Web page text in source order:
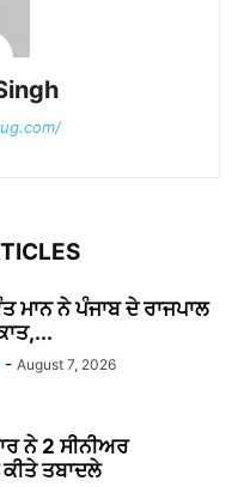
ਮਾਨ ਨੇ ਪੰਜਾਬ ਦੇ ਰਾਜਪਾਲ
- August 7, 2026
ਨੇ 2 ਸੀਨੀਅਰ
ਤਬਾਦਲੇ